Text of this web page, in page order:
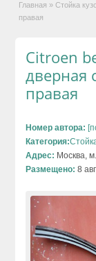
Главная » Стойка
правая
Citroen
дверная
правая
Номер автора:
Категория:
Адрес: Москва,
Размещено: 8